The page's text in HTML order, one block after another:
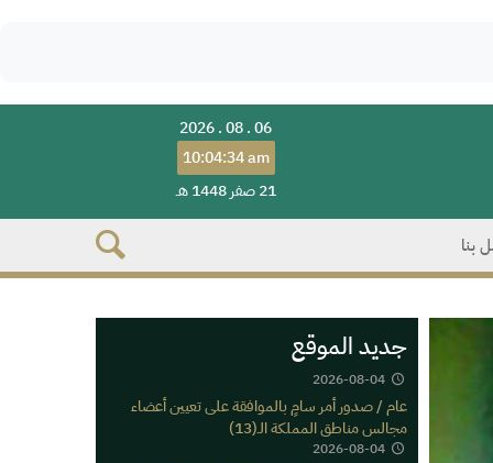
2026 . 08 . 06
10:04:34 am
21 صفر 1448 هـ
بنا
جديد الموقع
2026-08-04
عام / صدور أمر سامٍ بالموافقة على تعيين أعضاء
مجالس مناطق المملكة الـ(13)
2026-08-04